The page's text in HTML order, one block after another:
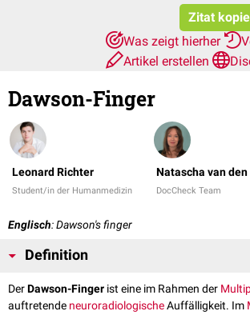
Zitat
Was zeigt hierher
Artikel erstellen
Dawson-Finger
Leonard Richter
Student/in der Humanmedizin
Natascha van
DocCheck Team
Englisch: Dawson's finger
Definition
DerDawson-Finger ist eine im Rahmen der
auftretende neuroradiologischeAuffälligkeit. Im